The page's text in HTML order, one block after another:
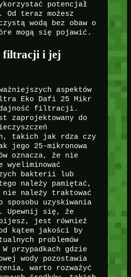
potencjał
teraz możesz
wodą bez obaw o
mogą się pojawić.
filtracji i jej
aspektów
Eko Dafi 25 Mikr
filtracji.
do
takich jak rdza czy
jego 25-mikronowa
oznacza, że nie
bakterii lub
należy pamiętać,
należy traktować
sposobu uzyskiwania
Upewnij się, że
jest również
kątem jakości by
problemów
przypadkach gdzie
wody pozostawia
warto rozważyć